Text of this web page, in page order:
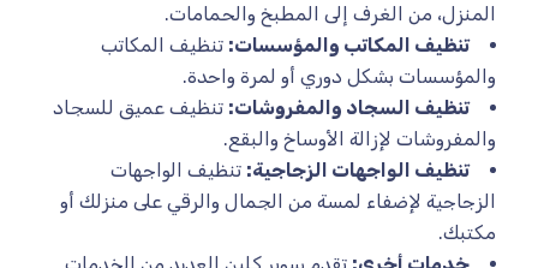
المنزل، من الغرف إلى المطبخ والحمامات.
تنظيف المكاتب والمؤسسات: تنظيف المكاتب
والمؤسسات بشكل دوري أو لمرة واحدة.
تنظيف السجاد والمفروشات: تنظيف عميق للسجاد
والمفروشات لإزالة الأوساخ والبقع.
تنظيف الواجهات الزجاجية: تنظيف الواجهات
الزجاجية لإضفاء لمسة من الجمال والرقي على منزلك أو
مكتبك.
خدمات أخرى: تقدم سوبر كلين العديد من الخدمات